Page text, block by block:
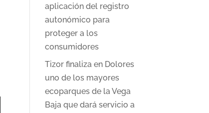
aplicación del registro
autonómico para
proteger a los
consumidores
Tizor finaliza en Dolores
uno de los mayores
ecoparques de la Vega
Baja que dará servicio a